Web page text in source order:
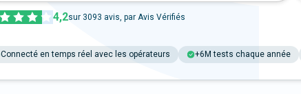
4,2sur 3093 avis, par Avis Vérifiés
Connecté en temps réel avec les opérateurs +6M tests chaque année